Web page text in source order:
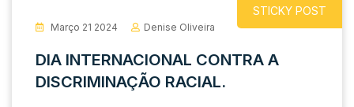
STICKY POST
Março 21 2024 Denise Oliveira
DIA INTERNACIONAL CONTRA A
DISCRIMINAÇÃO RACIAL.